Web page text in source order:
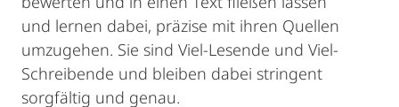
und lernen dabei, präzise mit ihren Quellen
umzugehen. Sie sind Viel-Lesende und Viel-
Schreibende und bleiben dabei stringent
sorgfältig und genau.